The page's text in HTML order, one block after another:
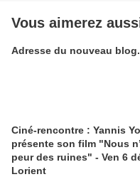
Vous aimerez
Adresse du nouveau
Ciné-rencontre : Yannis
présente son film "Nous
peur des ruines" - Ven 6
Lorient